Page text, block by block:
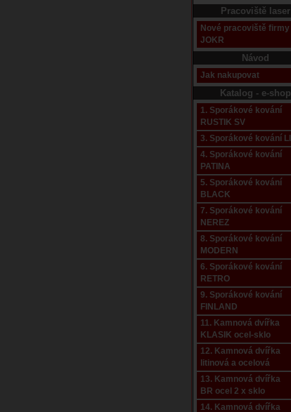
Pracoviště laser
Nové pracoviště firmy
JOKR
Návod
Jak nakupovat
Katalog - e-shop
1. Sporákové kování
RUSTIK SV
3. Sporákové kování
4. Sporákové kování
PATINA
5. Sporákové kování
BLACK
7. Sporákové kování
NEREZ
8. Sporákové kování
MODERN
6. Sporákové kování
RETRO
9. Sporákové kování
FINLAND
11. Kamnová dvířka
KLASIK ocel-sklo
12. Kamnová dvířka
litinová a ocelová
13. Kamnová dvířka
BR ocel 2 x sklo
14. Kamnová dvířka